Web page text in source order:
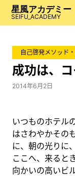
星風アカデミー
SEIFU_ACADEMY
自己啓発メソッド
成功は、
2014年6月2日
いつものホテル
はさわやかその
に、朝の光りに
ここへ、来ると
向かいの高いビ